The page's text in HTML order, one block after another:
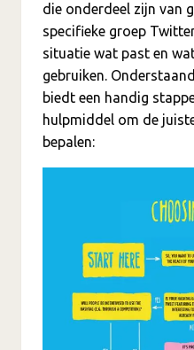
die onderdeel zijn van
specifieke groep
situatie wat past en
gebruiken.
biedt een handig
hulpmiddel om de
bepalen: